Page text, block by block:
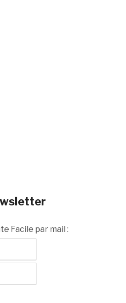
Facile par mail :